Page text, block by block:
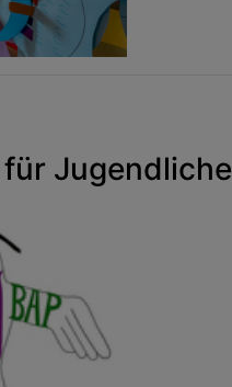
Jugendliche